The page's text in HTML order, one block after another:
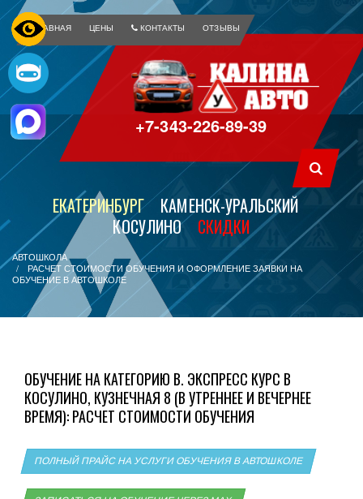
ГЛАВНАЯ ЦЕНЫ КОНТАКТЫ ОТЗЫВЫ
+7-343-226-89-39
ЕКАТЕРИНБУРГ
КАМЕНСК-УРАЛЬСКИЙ
КОСУЛИНО
СКИДКИ
АВТОШКОЛА
РАСЧЕТ СТОИМОСТИ ОБУЧЕНИЯ И ОФОРМЛЕНИЕ ЗАЯВКИ НА
ОБУЧЕНИЕ В АВТОШКОЛЕ
ОБУЧЕНИЕ НА КАТЕГОРИЮ B. ЭКСПРЕСС КУРС В
КОСУЛИНО, КУЗНЕЧНАЯ 8 (В УТРЕННЕЕ И ВЕЧЕРНЕЕ
ВРЕМЯ): РАСЧЕТ СТОИМОСТИ ОБУЧЕНИЯ
ПОЛНЫЙ ПРАЙС НА УСЛУГИ ОБУЧЕНИЯ В АВТОШКОЛЕ